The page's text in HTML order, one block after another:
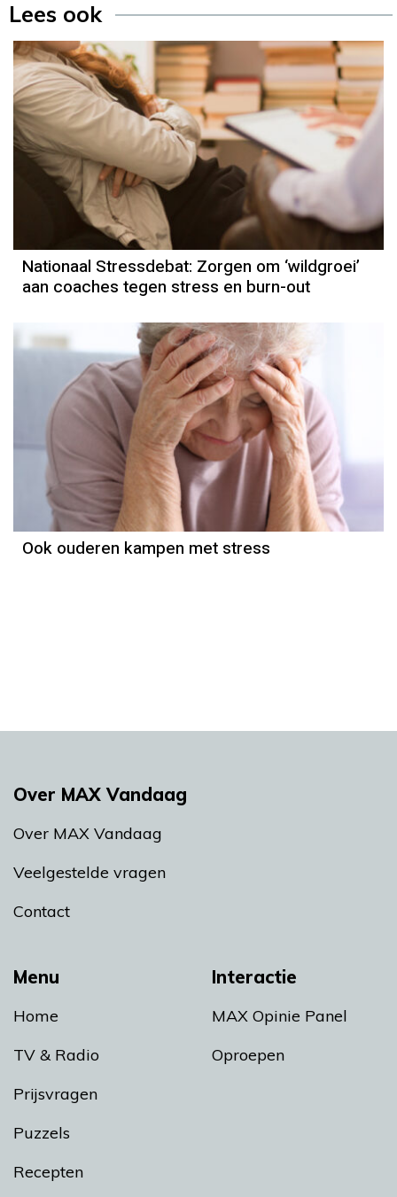
Lees ook
Nationaal Stressdebat: Zorgen om ‘wildgroei’
aan coaches tegen stress en burn-out
Ook ouderen kampen met stress
Menu
Home
TV & Radio
Prijsvragen
Puzzels
Recepten
Interactie
MAX Opinie Panel
Oproepen
Over MAX Vandaag
Over MAX Vandaag
Veelgestelde vragen
Contact